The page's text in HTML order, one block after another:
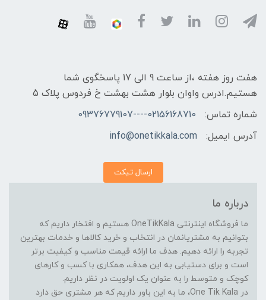
هفت روز هفته ،از ساعت 9 الی 17 پاسخگوی شما
هستیم.ادرس واوان بلوار هشت بهشت خ فردوس پلاک 5
شماره تماس:
02156168710----09376779107
آدرس ایمیل:
info@onetikkala.com
ارسال تیکت
درباره ما
ما فروشگاه اینترنتی OneTikKala هستیم و افتخار داریم که
بتوانیم به مشتریانمان در انتخاب و خرید کالاها و خدمات بهترین
تجربه را ارائه دهیم. هدف ما ارائه قیمت مناسب و کیفیت برتر
است و برای دستیابی به این هدف، همکاری با کسب و کارهای
کوچک و متوسط را به عنوان یک اولویت در نظر داریم.
در One Tik Kala، ما به این باور داریم که هر مشتری حق دارد